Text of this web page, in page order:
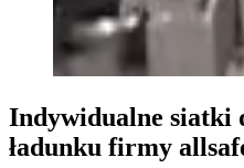
Indywidualne siatki
ładunku firmy